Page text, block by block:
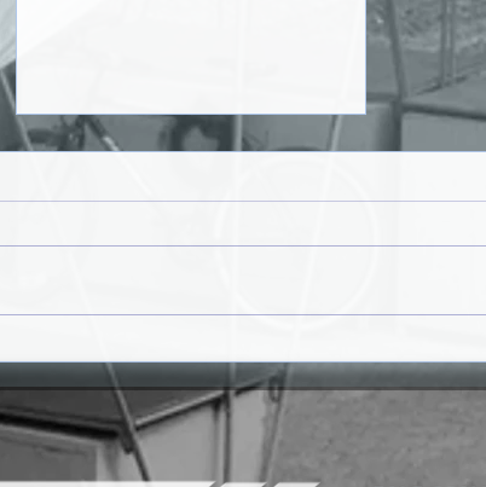
𝗚𝗔𝗡𝗛𝗔𝗥 𝗡𝗢𝗩𝗔
𝗜𝗠𝗔𝗚𝗘𝗠 𝗡𝗢 Â𝗠𝗕𝗜𝗧𝗢
𝗗𝗢 𝗣𝗥𝗢𝗝𝗘𝗧𝗢 "𝗦𝗔𝗡𝗧𝗔
𝗠𝗔𝗥𝗜𝗔 𝗖𝗔𝗠𝗜𝗡𝗛𝗔𝗩𝗘𝗟"